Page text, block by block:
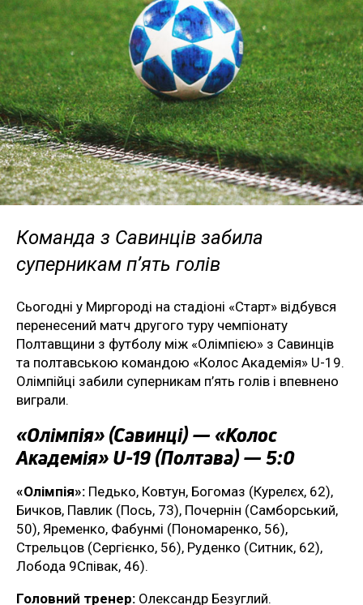
Команда з Савинців забила
суперникам п’ять голів
Сьогодні у Миргороді на стадіоні «Старт» відбувся
перенесений матч другого туру чемпіонату
Полтавщини з футболу між «Олімпією» з Савинців
та полтавською командою «Колос Академія» U-19.
Олімпійці забили суперникам п’ять голів і впевнено
виграли.
«Олімпія» (Савинці) — «Колос
Академія» U-19 (Полтава) — 5:0
«Олімпія»: Педько, Ковтун, Богомаз (Курелєх, 62),
Бичков, Павлик (Пось, 73), Почернін (Самборський,
50), Яременко, Фабунмі (Пономаренко, 56),
Стрельцов (Сергієнко, 56), Руденко (Ситник, 62),
Лобода 9Співак, 46).
Головний тренер: Олександр Безуглий.